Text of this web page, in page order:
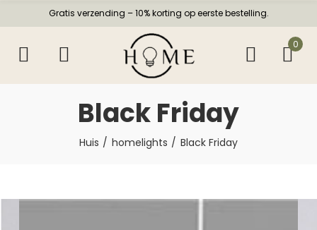
Gratis verzending – 10% korting op eerste bestelling.
0
Black Friday
Huis homelights Black Friday